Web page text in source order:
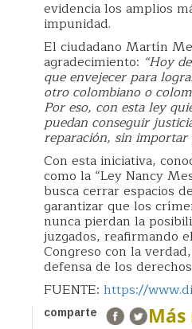
evidencia los amplios
impunidad.
El ciudadano Martín
agradecimiento: “Hoy
que envejecer para
otro colombiano o
Por eso, con esta ley
puedan conseguir
reparación, sin importar
Con esta iniciativa,
como la “Ley Nancy
busca cerrar espacios
garantizar que los
nunca pierdan la
juzgados, reafirmando
Congreso con la
defensa de los
FUENTE: https://
comparte